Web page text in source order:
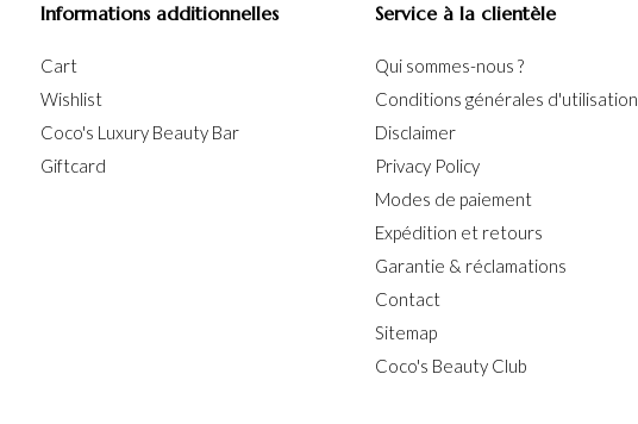
Informations additionnelles
Cart
Wishlist
Coco's Luxury Beauty Bar
Giftcard
Service à la clientèle
Qui sommes-nous ?
Conditions générales d'utilisation
Disclaimer
Privacy Policy
Modes de paiement
Expédition et retours
Garantie & réclamations
Contact
Sitemap
Coco's Beauty Club